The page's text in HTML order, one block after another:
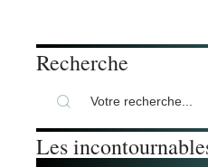
Recherche
Les